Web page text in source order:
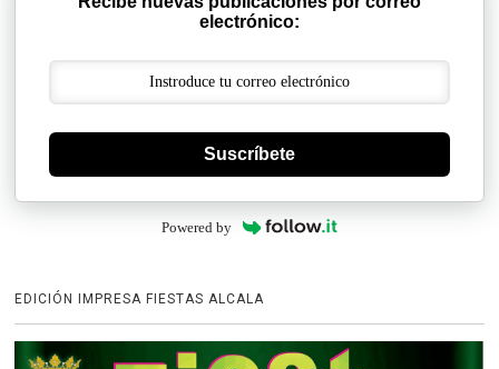
electrónico:
Suscríbete
Powered by
EDICIÓN IMPRESA FIESTAS ALCALA